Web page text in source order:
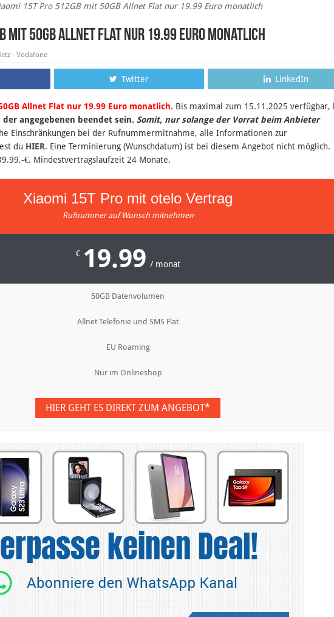
15T Pro 512GB mit 50GB Allnet Flat nur 19.99 Euro monatlich
mit 50GB Allnet Flat nur 19.99 Euro monatlich
- Vodafone
Twitter LinkedIn
Allnet Flat nur 19.99 Euro monatlich. Bis maximal zum 15.11.2025 verfügbar,
angegebenen beendet sein. Somit, nur solange der Vorrat beim Anbieter
Einschränkungen bei der Rufnummermitnahme, alle Informationen zur
du HIER. Eine Terminierung (Wunschdatum) ist bei diesem Angebot nicht möglich.
€. Mindestvertragslaufzeit 24 Monate.
Xiaomi 15T Pro mit otelo Vertrag
Rufnummer auf Wunsch mitnehmen
€ 19.99 / monat
50GB Datenvolumen
Allnet Telefonie und SMS Flat
EU Roaming
Nur im Onlineshop
HIER GEHT ES DIREKT ZUM ANGEBOT*